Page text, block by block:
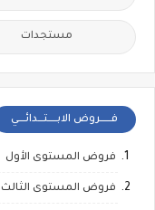
مستجدات
فــــــروض الابـــــتـــدائــــي
فروض المستوى الأول
فروض المستوى الثالث